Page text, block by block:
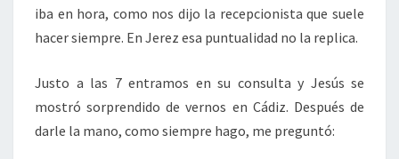
iba en hora, como nos dijo la recepcionista que suele
hacer siempre. En Jerez esa puntualidad no la replica.
Justo a las 7 entramos en su consulta y Jesús se
mostró sorprendido de vernos en Cádiz. Después de
darle la mano, como siempre hago, me preguntó: